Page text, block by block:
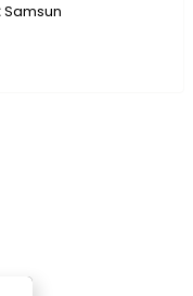
Samsun